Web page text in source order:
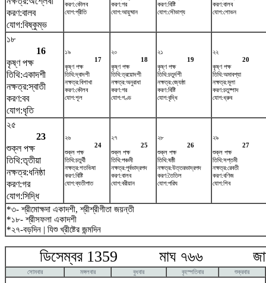
করণ:বালব
যোগ:বিষ্কুম্ভ
করণ:কৌলব
যোগ:প্রীতি
করণ:গর
যোগ:আয়ুষ্মান
করণ:বিষ্টি
যোগ:সৌভাগ্য
করণ:বালব
যোগ:শোভন
১৮
16
কৃষ্ণ পক্ষ
তিথি:একাদশী
নক্ষত্র:স্বাতী
করণ:বব
যোগ:ধৃতি
১৯
17
কৃষ্ণ পক্ষ
তিথি:দ্বাদশী
নক্ষত্র:বিশাখা
করণ:কৌলব
যোগ:শূল
২০
18
কৃষ্ণ পক্ষ
তিথি:ত্রয়োদশী
নক্ষত্র:অনুরাধা
করণ:গর
যোগ:গণ্ড
২১
19
কৃষ্ণ পক্ষ
তিথি:চতুর্দশী
নক্ষত্র:জ্যেষ্ঠা
করণ:বিষ্টি
যোগ:বৃদ্ধি
২২
20
কৃষ্ণ পক্ষ
তিথি:অমাবশ্যা
নক্ষত্র:মূলা
করণ:চতুষ্পাদ
যোগ:ধ্রুব
২৫
23
শুক্ল পক্ষ
তিথি:তৃতীয়া
নক্ষত্র:ধনিষ্ঠা
করণ:গর
যোগ:সিদ্ধি
২৬
24
শুক্ল পক্ষ
তিথি:চতুর্থী
নক্ষত্র:শতভিষ‌া
করণ:বিষ্টি
যোগ:ব্যতীপাত
২৭
25
শুক্ল পক্ষ
তিথি:পঞ্চমী
নক্ষত্র:পূর্বভাদ্রপদ
করণ:বালব
যোগ:বরীয়ান
২৮
26
শুক্ল পক্ষ
তিথি:ষষ্ঠী
নক্ষত্র:উত্তরভাদ্রপদ
করণ:তৈতিল
যোগ:পরিঘ
২৯
27
শুক্ল পক্ষ
তিথি:সপ্তমী
নক্ষত্র:রেবতী
করণ:বণিজ
যোগ:শিব
*৩- শ্রীমোক্ষদা একাদশী, শ্রীশ্রীগীতা জয়ন্তী
*১৮- শ্রীসফলা একাদশী
*২৭-বড়দিন | যিশু খ্রীষ্টের জন্মদিন
ডিসেম্বর 1359 মাঘ ৭৬৬
সোমবার মঙ্গলবার বুধবার বৃহস্পতিবার শুক্রবার